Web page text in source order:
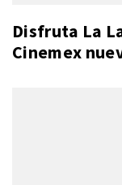
Disfruta La
Cinemex